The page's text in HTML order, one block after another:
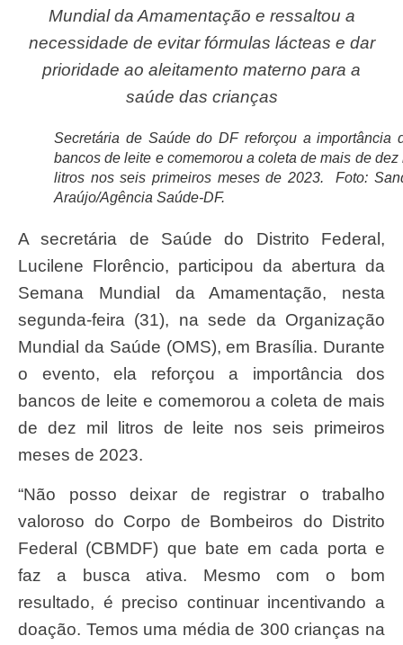
Mundial da Amamentação e ressaltou a
necessidade de evitar fórmulas lácteas e dar
prioridade ao aleitamento materno para a
saúde das crianças
Secretária de Saúde do DF reforçou a importância
bancos de leite e comemorou a coleta de mais de dez
litros nos seis primeiros meses de 2023. Foto:
Araújo/Agência Saúde-DF.
A secretária de Saúde do Distrito Federal,
Lucilene Florêncio, participou da abertura da
Semana Mundial da Amamentação, nesta
segunda-feira (31), na sede da Organização
Mundial da Saúde (OMS), em Brasília. Durante
o evento, ela reforçou a importância dos
bancos de leite e comemorou a coleta de mais
de dez mil litros de leite nos seis primeiros
meses de 2023.
“Não posso deixar de registrar o trabalho
valoroso do Corpo de Bombeiros do Distrito
Federal (CBMDF) que bate em cada porta e
faz a busca ativa. Mesmo com o bom
resultado, é preciso continuar incentivando a
doação. Temos uma média de 300 crianças na